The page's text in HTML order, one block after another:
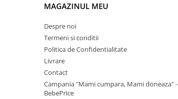
MAGAZINUL MEU
Despre noi
Termeni si conditii
Politica de Confidentialitate
Livrare
Contact
Campania "Mami cumpara, Mami doneaza" -
BebePrice